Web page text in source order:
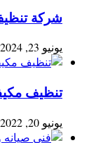
شركة
يونيو 23, 2024
تنظيف
يونيو 20, 2022